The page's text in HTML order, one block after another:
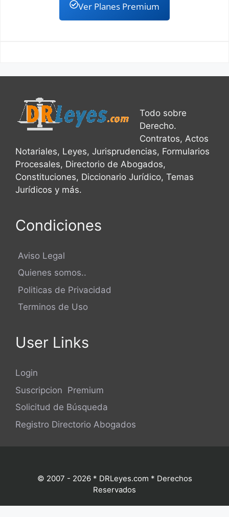
Ver Planes Premium
Todo sobre
Derecho.
Contratos, Actos
Notariales, Leyes, Jurisprudencias, Formularios
Procesales, Directorio de Abogados,
Constituciones, Diccionario Jurídico, Temas
Jurídicos y más.
Condiciones
Aviso Legal
Quienes somos..
Politicas de Privacidad
Terminos de Uso
User Links
Login
Suscripcion Premium
Solicitud de Búsqueda
Registro Directorio Abogados
© 2007 - 2026 * DRLeyes.com * Derechos
Reservados